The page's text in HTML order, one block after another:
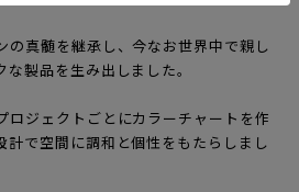
の真髄を継承し、今なお世界中で親し
製品を生み出しました。
ロジェクトごとにカラーチャートを作
計で空間に調和と個性をもたらしまし